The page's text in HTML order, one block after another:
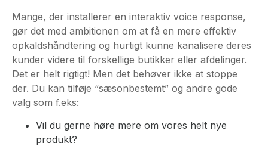
Mange, der installerer en interaktiv voice response,
gør det med ambitionen om at få en mere effektiv
opkaldshåndtering og hurtigt kunne kanalisere deres
kunder videre til forskellige butikker eller afdelinger.
Det er helt rigtigt! Men det behøver ikke at stoppe
der. Du kan tilføje “sæsonbestemt” og andre gode
valg som f.eks:
Vil du gerne høre mere om vores helt nye
produkt?